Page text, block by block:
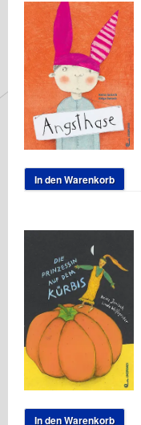
In den Warenkorb
In den Warenkorb